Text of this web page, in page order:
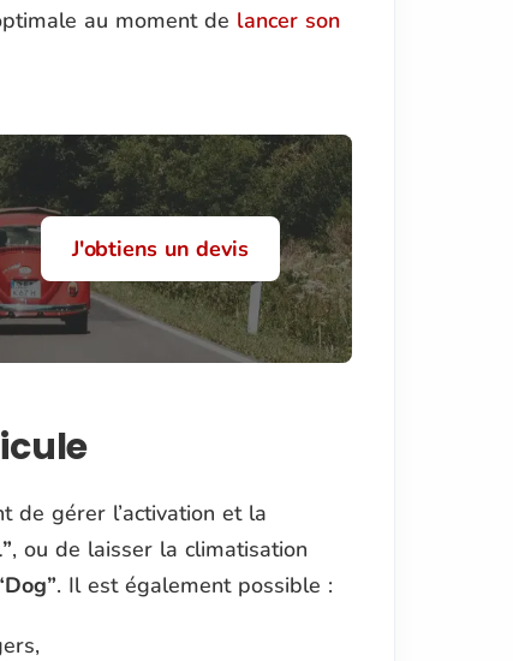
au moment de lancer son
J'obtiens un devis
de gérer l’activation et la
”, ou de laisser la climatisation
Dog”. Il est également possible :